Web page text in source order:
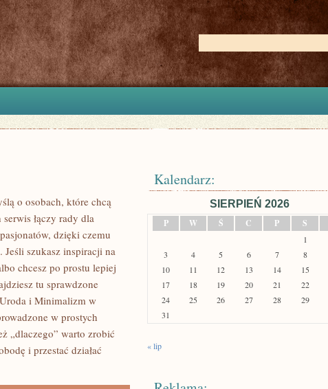
o osobach, które chcą
łączy rady dla
dzięki czemu
Jeśli szukasz inspiracji na
chcesz po prostu lepiej
tu sprawdzone
i Minimalizm w
w prostych
„dlaczego” warto zrobić
i przestać działać
Kalendarz:
SIERPIEŃ 2026
P
W Ś C P S
1
3
4 5 6 7 8
10
11 12 13 14 15
17
18 19 20 21 22
24
25 26 27 28 29
31
« lip